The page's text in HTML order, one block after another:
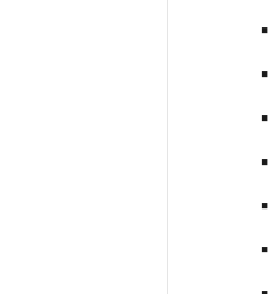
•
•
•
•
•
•